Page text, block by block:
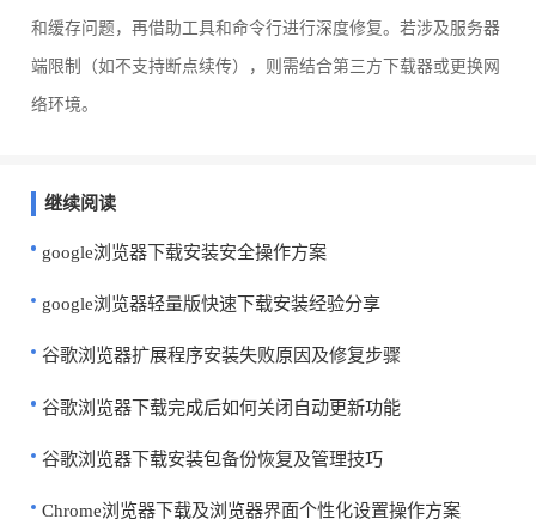
和缓存问题，再借助工具和命令行进行深度修复。若涉及服务器
端限制（如不支持断点续传），则需结合第三方下载器或更换网
络环境。
继续阅读
google浏览器下载安装安全操作方案
google浏览器轻量版快速下载安装经验分享
谷歌浏览器扩展程序安装失败原因及修复步骤
谷歌浏览器下载完成后如何关闭自动更新功能
谷歌浏览器下载安装包备份恢复及管理技巧
Chrome浏览器下载及浏览器界面个性化设置操作方案